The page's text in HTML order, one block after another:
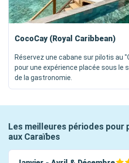
CocoCay (Royal Caribbean)
Réservez une cabane sur pilotis au
pour une expérience placée sous le
de la gastronomie.
Les meilleures périodes pour
aux Caraïbes